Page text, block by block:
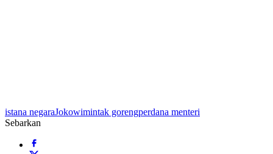
istana negaraJokowimintak gorengperdana menteri
Sebarkan